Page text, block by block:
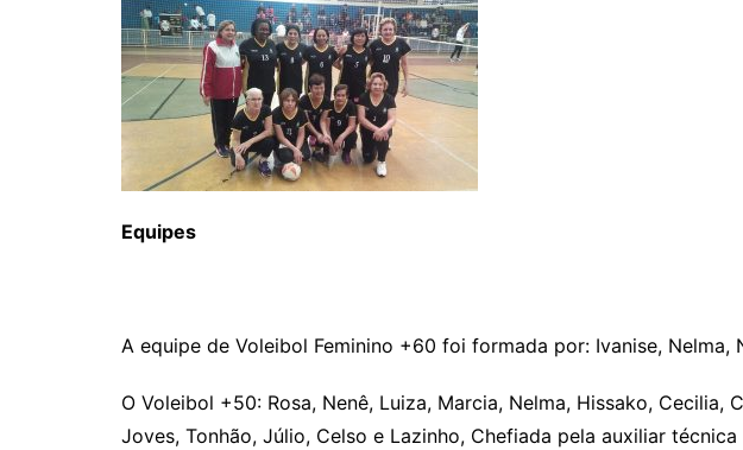
Equipes
A equipe de Voleibol Feminino +60 foi formada por: Ivanise,
O Voleibol +50: Rosa, Nenê, Luiza, Marcia, Nelma, Hissako,
Joves, Tonhão, Júlio, Celso e Lazinho, Chefiada pela auxiliar técnica